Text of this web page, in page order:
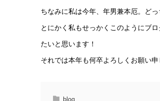
ちなみに私は今年、年男兼本厄。どっ
とにかく私もせっかくこのようにブ
たいと思います！
それでは本年も何卒よろしくお願い申
blog